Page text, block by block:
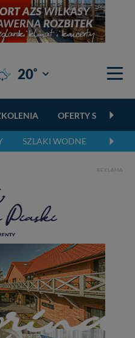
20° Giżycko
OFERTY
SZLAKI WODNE
REKLAMA